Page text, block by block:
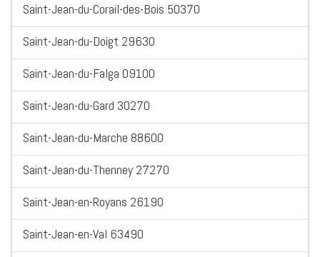
Saint-Jean-du-Corail-des-Bois 50370
Saint-Jean-du-Doigt 29630
Saint-Jean-du-Falga 09100
Saint-Jean-du-Gard 30270
Saint-Jean-du-Marche 88600
Saint-Jean-du-Thenney 27270
Saint-Jean-en-Royans 26190
Saint-Jean-en-Val 63490